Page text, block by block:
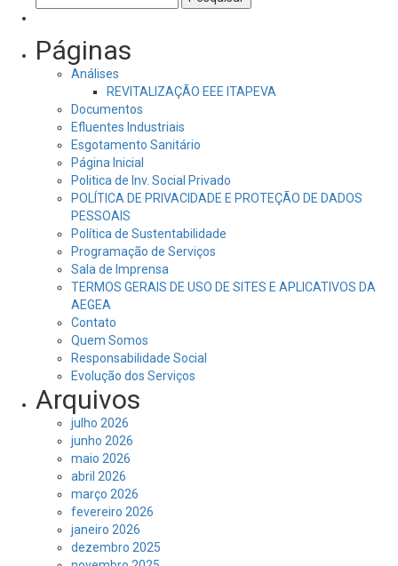
por:
Páginas
Análises
REVITALIZAÇÃO EEE ITAPEVA
Documentos
Efluentes Industriais
Esgotamento Sanitário
Página Inicial
Politica de Inv. Social Privado
POLÍTICA DE PRIVACIDADE E PROTEÇÃO DE DADOS
PESSOAIS
Política de Sustentabilidade
Programação de Serviços
Sala de Imprensa
TERMOS GERAIS DE USO DE SITES E APLICATIVOS DA
AEGEA
Contato
Quem Somos
Responsabilidade Social
Evolução dos Serviços
Arquivos
julho 2026
junho 2026
maio 2026
abril 2026
março 2026
fevereiro 2026
janeiro 2026
dezembro 2025